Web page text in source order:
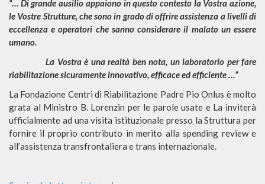
“… Di grande ausilio appaiono in questo contesto la Vostra azione,
le Vostre Strutture, che sono in grado di offrire assistenza a livelli di
eccellenza e operatori che sanno considerare il malato un essere
umano.
La Vostra è una realtà ben nota, un laboratorio per fare
riabilitazione sicuramente innovativo, efficace ed efficiente …”
La Fondazione Centri di Riabilitazione Padre Pio Onlus è molto
grata al Ministro B. Lorenzin per le parole usate e La inviterà
ufficialmente ad una visita istituzionale presso la Struttura per
fornire il proprio contributo in merito alla spending review e
all’assistenza transfrontaliera e trans internazionale.